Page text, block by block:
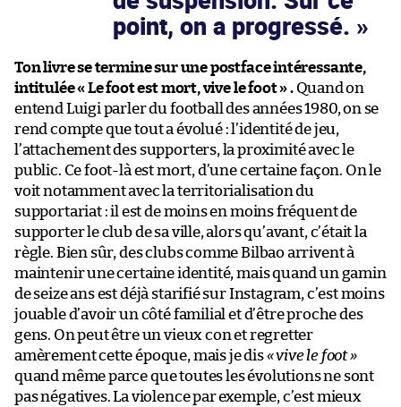
point, on a progressé.
Ton livre se termine sur une postface intéressante,
intitulée « Le foot est mort, vive le foot » . Quand on
entend Luigi parler du football des années 1980, on se
rend compte que tout a évolué : l’identité de jeu,
l’attachement des supporters, la proximité avec le
public. Ce foot-là est mort, d’une certaine façon. On le
voit notamment avec la territorialisation du
supportariat : il est de moins en moins fréquent de
supporter le club de sa ville, alors qu’avant, c’était la
règle. Bien sûr, des clubs comme Bilbao arrivent à
maintenir une certaine identité, mais quand un gamin
de seize ans est déjà starifié sur Instagram, c’est moins
jouable d’avoir un côté familial et d’être proche des
gens. On peut être un vieux con et regretter
amèrement cette époque, mais je dis« vive le foot »
quand même parce que toutes les évolutions ne sont
pas négatives. La violence par exemple, c’est mieux